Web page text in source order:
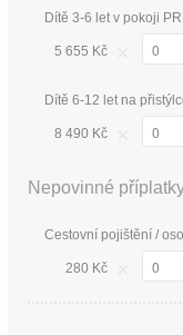
Dítě 3-6 let v pokoji
5 655 Kč
Dítě 6-12 let na
8 490 Kč
Nepovinné
Cestovní pojištění /
280 Kč